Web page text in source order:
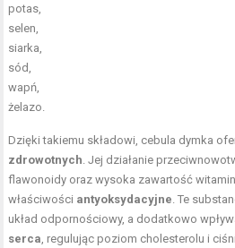
potas,
selen,
siarka,
sód,
wapń,
żelazo.
Dzięki takiemu składowi, cebula dymka
zdrowotnych . Jej działanie
flawonoidy oraz wysoka zawartość
właściwości antyoksydacyjne . Te
układ odpornościowy, a dodatkowo
serca , regulując poziom cholesterolu i